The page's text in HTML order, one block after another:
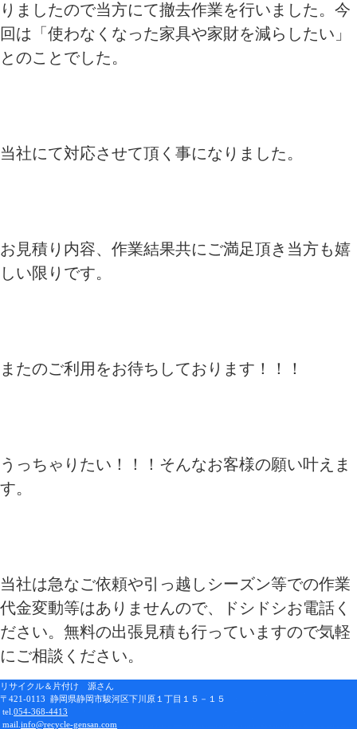
りましたので当方にて撤去作業を行いました。今
回は「使わなくなった家具や家財を減らしたい」
とのことでした。
当社にて対応させて頂く事になりました。
お見積り内容、作業結果共にご満足頂き当方も嬉
しい限りです。
またのご利用をお待ちしております！！！
うっちゃりたい！！！そんなお客様の願い叶えま
す。
当社は急なご依頼や引っ越しシーズン等での作業
代金変動等はありませんので、ドシドシお電話く
ださい。無料の出張見積も行っていますので気軽
にご相談ください。
リサイクル＆片付け 源さん
〒421-0113 静岡県静岡市駿河区下川原１丁目１５－１５
tel. 054-368-4413
mail. info@recycle-gensan.com